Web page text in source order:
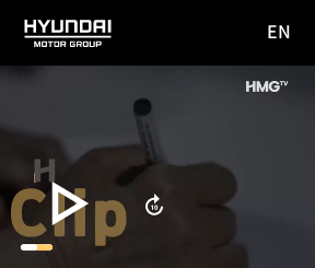
HYUNDAI
MOTOR
사이
EN